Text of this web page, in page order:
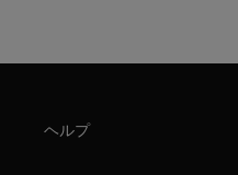
ヘルプ